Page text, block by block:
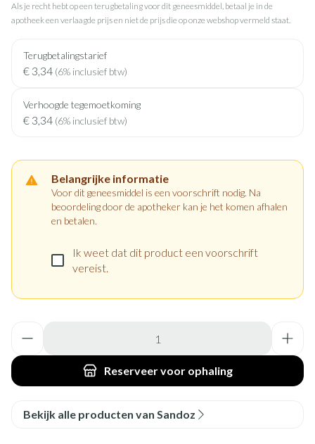
Als je recht hebt op een terugbetaling voor dit geneesmiddel, betaal je in de
apotheek een verlaagde prijs en niet de prijs die op onze webshop vermeld staat.
Terugbetalingstarief
€ 3,34 (6% inclusief btw)
Verhoogde tegemoetkoming
€ 3,34 (6% inclusief btw)
Belangrijke informatie
Voor dit geneesmiddel is een voorschrift nodig. Na
beoordeling door de apotheker kan je het komen afhalen
en betalen.
Ik weet dat dit product een voorschrift
vereist.
Reserveervoor ophaling
Bekijk alle producten van Sandoz